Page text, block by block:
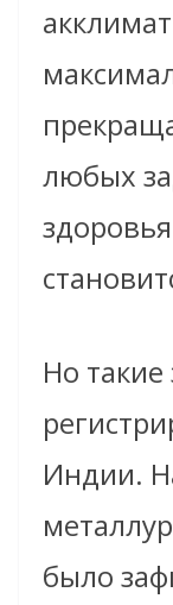
любых
Но
Индии.
было